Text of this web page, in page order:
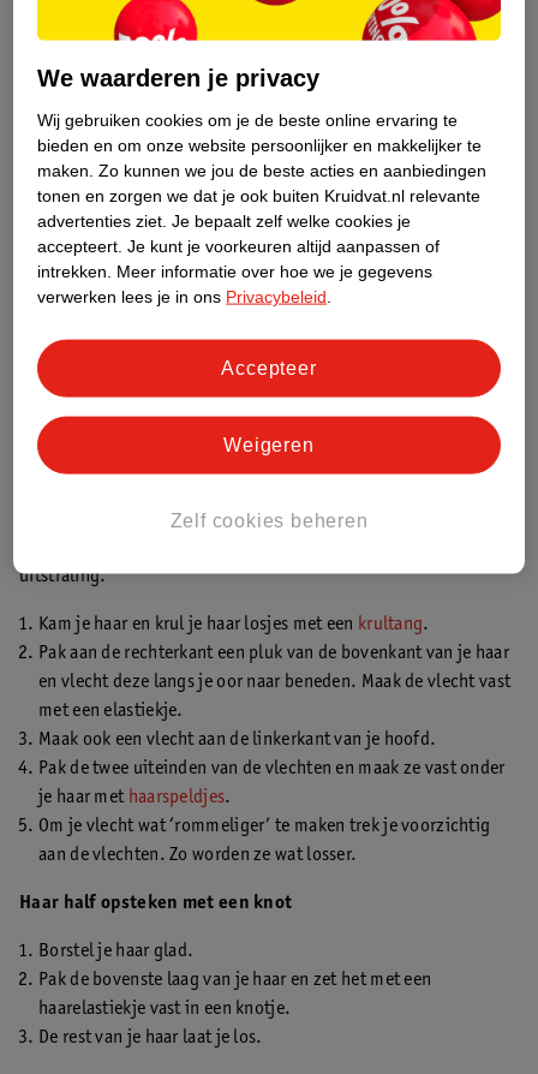
Haar half opsteken met een vlecht
uitstraling.
Kam je haar en krul je haar losjes met een krultang.
Pak aan de rechterkant een pluk van de bovenkant van je haar
en vlecht deze langs je oor naar beneden. Maak de vlecht vast
met een elastiekje.
Maak ook een vlecht aan de linkerkant van je hoofd.
Pak de twee uiteinden van de vlechten en maak ze vast onder
je haar met haarspeldjes.
Om je vlecht wat ‘rommeliger’ te maken trek je voorzichtig
aan de vlechten. Zo worden ze wat losser.
Haar half opsteken met een knot
Borstel je haar glad.
Pak de bovenste laag van je haar en zet het met een
haarelastiekje vast in een knotje.
De rest van je haar laat je los.
We waarderen je privacy
Wij gebruiken cookies om je de beste online ervaring te
bieden en om onze website persoonlijker en makkelijker te
maken. Zo kunnen we jou de beste acties en aanbiedingen
tonen en zorgen we dat je ook buiten Kruidvat.nl relevante
advertenties ziet. Je bepaalt zelf welke cookies je
accepteert. Je kunt je voorkeuren altijd aanpassen of
intrekken.
Meer informatie over hoe we je gegevens
verwerken lees je in ons Privacybeleid
Zelf cookies beheren
Weigeren
Accepteer